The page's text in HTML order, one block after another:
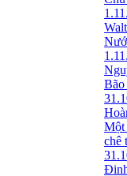
Bão
Một
chê